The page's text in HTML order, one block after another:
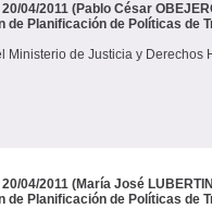
04/2011 (Pablo César
de Planificación de Políticas de
Ministerio de Justicia y Derechos
04/2011 (María José
de Planificación de Políticas de